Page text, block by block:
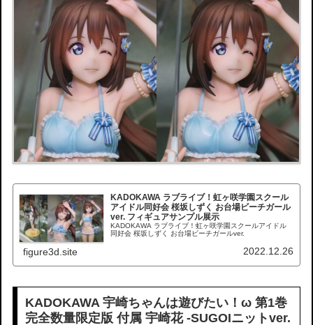
KADOKAWA ラブライブ！虹ヶ咲学園スクール
アイドル同好会 桜坂しずく お台場ビーチガール
ver. フィギュアサンプル展示
KADOKAWA ラブライブ！虹ヶ咲学園スクールアイドル
同好会 桜坂しずく お台場ビーチガールver.
figure3d.site 2022.12.26
KADOKAWA 宇崎ちゃんは遊びたい！ω 第1巻
完全数量限定版 付属 宇崎花 -SUGOIニットver.